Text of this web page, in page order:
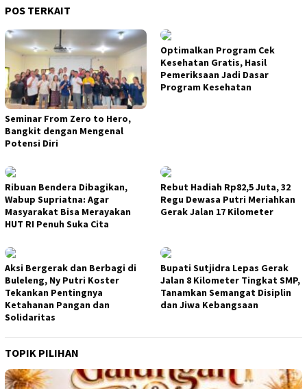
POS TERKAIT
Seminar From Zero to Hero,
Bangkit dengan Mengenal
Potensi Diri
Optimalkan Program Cek
Kesehatan Gratis, Hasil
Pemeriksaan Jadi Dasar
Program Kesehatan
Ribuan Bendera Dibagikan,
Wabup Supriatna: Agar
Masyarakat Bisa Merayakan
HUT RI Penuh Suka Cita
Rebut Hadiah Rp82,5 Juta, 32
Regu Dewasa Putri Meriahkan
Gerak Jalan 17 Kilometer
Aksi Bergerak dan Berbagi di
Buleleng, Ny Putri Koster
Tekankan Pentingnya
Ketahanan Pangan dan
Solidaritas
Bupati Sutjidra Lepas Gerak
Jalan 8 Kilometer Tingkat SMP,
Tanamkan Semangat Disiplin
dan Jiwa Kebangsaan
TOPIK PILIHAN